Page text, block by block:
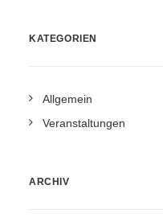
KATEGORIEN
Allgemein
Veranstaltungen
ARCHIV